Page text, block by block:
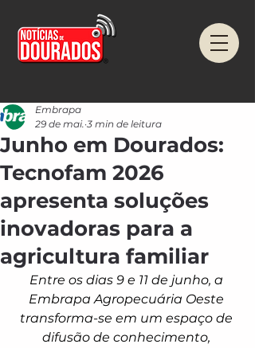
Junho em Dourados:
Tecnofam 2026
apresenta soluções
inovadoras para a
agricultura familiar
Embrapa
29 de mai. 3 min de leitura
Entre os dias 9 e 11 de junho, a
Embrapa Agropecuária Oeste
transforma-se em um espaço de
difusão de conhecimento,